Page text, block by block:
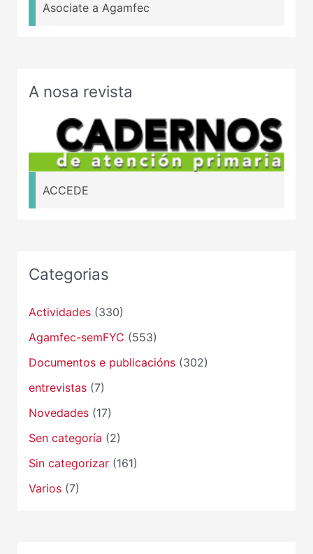
Asociate a Agamfec
A nosa revista
ACCEDE
Categorias
Actividades(330)
Agamfec-semFYC (553)
Documentos e publicacións(302)
entrevistas(7)
Novedades(17)
Sen categoría (2)
Sin categorizar(161)
Varios(7)